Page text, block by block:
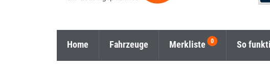
Home Fahrzeuge Merkliste So